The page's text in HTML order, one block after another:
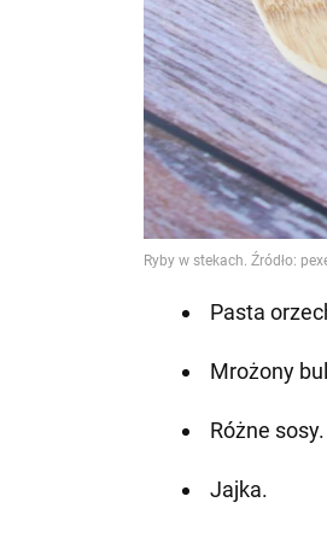
Pasta
Mrożony
Różne sosy.
Jajka.